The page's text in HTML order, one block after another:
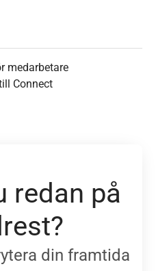
medarbetare
Connect
redan på
din framtida